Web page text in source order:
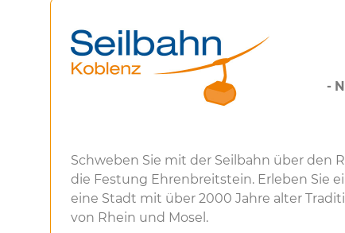
-
Schweben Sie mit der Seilbahn über den
die Festung Ehrenbreitstein. Erleben Sie
eine Stadt mit über 2000 Jahre alter
von Rhein und Mosel.